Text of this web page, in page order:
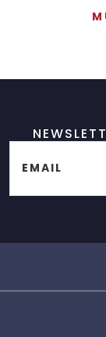
EMAIL